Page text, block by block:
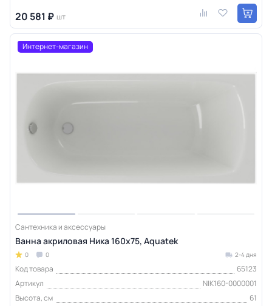
20 581 ₽ шт
Интернет-магазин
Сантехника и аксессуары
Ванна акриловая Ника 160х75, Aquatek
0 0 2-4 дня
Код товара
65123
Артикул
NIK160-0000001
Высота, см
61